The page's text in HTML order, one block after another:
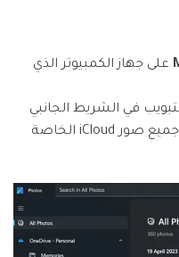
على جهاز الكمبيوتر الذي
في الشريط الجانبي
على اليسار. يمكنك الآن الوصول إلى جميع صور iCloud الخاصة